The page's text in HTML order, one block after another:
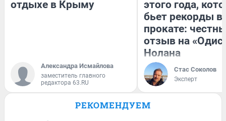
отдыхе в Крыму
Александра Исмайлова
заместитель главного
редактора 63.RU
этого года,
бьет рекорды в
прокате:
отзыв на
Нолана
Стас Соколов
Эксперт
РЕКОМЕНДУЕМ